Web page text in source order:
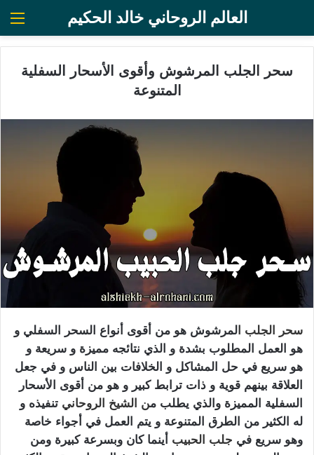
العالم الروحاني خالد الحكيم
سحر الجلب المرشوش وأقوى الأسحار السفلية
المتنوعة
سحر الجلب لمرشوش هو من أقوى أنواع السحر السفلي و
هو العمل المطلوب بشدة و الذي نتائجه مميزة و سريعة و
هو سريع في حل المشاكل و الخلافات بين الناس و في جعل
العلاقة بينهم قوية و ذات ترابط كبير و هو من أقوى الأسحار
السفلية المميزة والذي يطلب من الشيخ الروحاني تنفيذه و
له الكثير من الطرق المتنوعة و يتم العمل في أجواء خاصة
وهو سريع في جلب الحبيب أينما كان وبسرعة كبيرة ومن